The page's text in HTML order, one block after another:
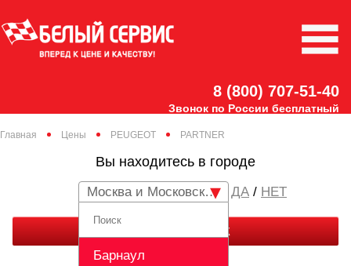
8 (800) 707-51-40
Звонок по России бесплатный
Главная Цены PEUGEOT PARTNER
Вы находитесь в городе
Москва и Московская область
Барнаул
/ НЕТ
ЗАКАЗАТЬ ЗВОНОК